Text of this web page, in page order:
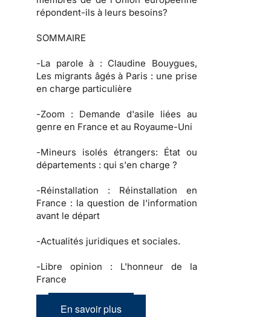
répondent-ils à leurs besoins?
SOMMAIRE
-La parole à : Claudine Bouygues,
Les migrants âgés à Paris : une prise
en charge particulière
-Zoom : Demande d'asile liées au
genre en France et au Royaume-Uni
-Mineurs isolés étrangers: État ou
départements : qui s'en charge ?
-Réinstallation : Réinstallation en
France : la question de l'information
avant le départ
-Actualités juridiques et sociales.
-Libre opinion : L'honneur de la
France
En savoir plus